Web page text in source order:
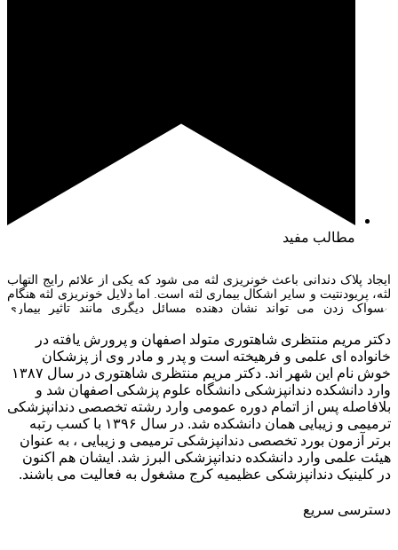
مطالب مفید
ایجاد پلاک دندانی باعث خونریزی لثه می شود که یکی از علائم رایج التهاب
لثه، پریودنتیت و سایر اشکال بیماری لثه است. اما دلایل خونریزی لثه هنگام
مسواک زدن می تواند نشان دهنده مسائل دیگری مانند تاثیر بیماری
مسواک نامناسب، برخورد شدید مسواک با […]
دکتر مریم منتظری شاهتوری متولد اصفهان و پرورش یافته در
خانواده ای علمی و فرهیخته است و پدر و مادر وی از پزشکان
خوش نام این شهر اند. دکتر مریم منتظری شاهتوری در سال ۱۳۸۷
وارد دانشکده دندانپزشکی دانشگاه علوم پزشکی اصفهان شد و
بلافاصله پس از اتمام دوره عمومی وارد رشته تخصصی دندانپزشکی
ترمیمی و زیبایی همان دانشکده شد. در سال ۱۳۹۶ با کسب رتبه
برتر آزمون بورد تخصصی دندانپزشکی ترمیمی و زیبایی ، به عنوان
هیئت علمی وارد دانشکده دندانپزشکی البرز شد. ایشان هم اکنون
در کلینیک دندانپزشکی عظیمیه کرج مشغول به فعالیت می باشند.
دسترسی سریع